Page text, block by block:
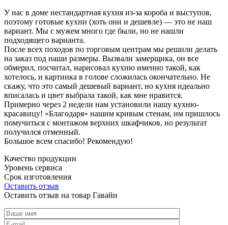
У нас в доме нестандартная кухня из-за короба и выступов,
поэтому готовые кухни (хоть они и дешевле) — это не наш
вариант. Мы с мужем много где были, но не нашли
подходящего варианта.
После всех походов по торговым центрам мы решили делать
на заказ под наши размеры. Вызвали замерщика, он все
обмерил, посчитал, нарисовал кухню именно такой, как
хотелось, и картинка в голове сложилась окончательно. Не
скажу, что это самый дешевый вариант, но кухня идеально
вписалась и цвет выбрала такой, как мне нравится.
Примерно через 2 недели нам установили нашу кухню-
красавицу! «Благодаря» нашим кривым стенам, им пришлось
помучиться с монтажом верхних шкафчиков, но результат
получился отменный.
Большое всем спасибо! Рекомендую!
Качество продукции
Уровень сервиса
Срок изготовления
Оставить отзыв
Оставить отзыв на товар Гавайи